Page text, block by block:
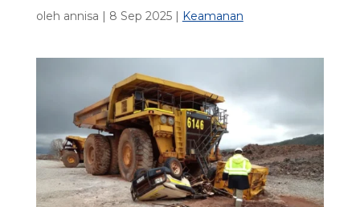
oleh annisa | 8 Sep 2025| Keamanan